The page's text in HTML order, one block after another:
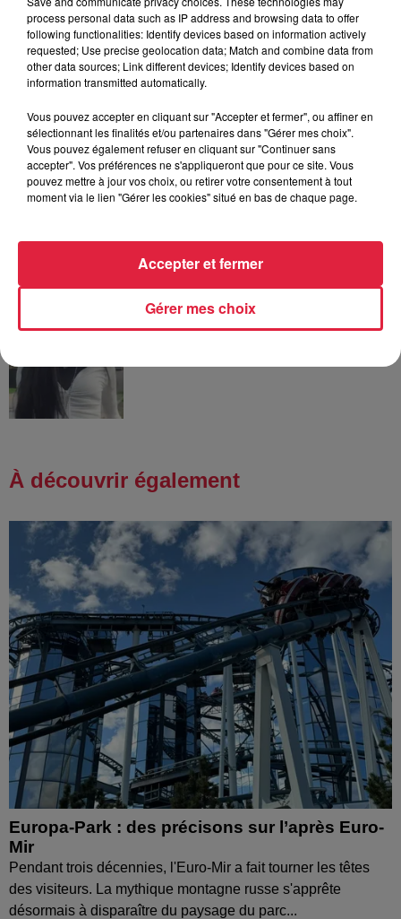
A lire aussi
5 août 2026
Europa-Park : des précisons sur
l’après Euro-Mir
4 août 2026
Vélos d'occasion en Alsace : les
4 août 2026
Bischheim : disparition d’une
À découvrir également
Europa-Park : des précisons sur l’après Euro-
Mir
Pendant trois décennies, l'Euro-Mir a fait tourner les têtes
des visiteurs. La mythique montagne russe s'apprête
désormais à disparaître du paysage du parc...
process personal data such as IP address and browsing data to offer
following functionalities: Identify devices based on information actively
requested; Use precise geolocation data; Match and combine data from
other data sources; Link different devices; Identify devices based on
information transmitted automatically.
Vous pouvez accepter en cliquant sur "Accepter et fermer", ou affiner en
sélectionnant les finalités et/ou partenaires dans "Gérer mes choix".
Vous pouvez également refuser en cliquant sur "Continuer sans
accepter". Vos préférences ne s'appliqueront que pour ce site. Vous
pouvez mettre à jour vos choix, ou retirer votre consentement à tout
moment via le lien "Gérer les cookies" situé en bas de chaque page.
Gérer mes choix
Accepter et fermer